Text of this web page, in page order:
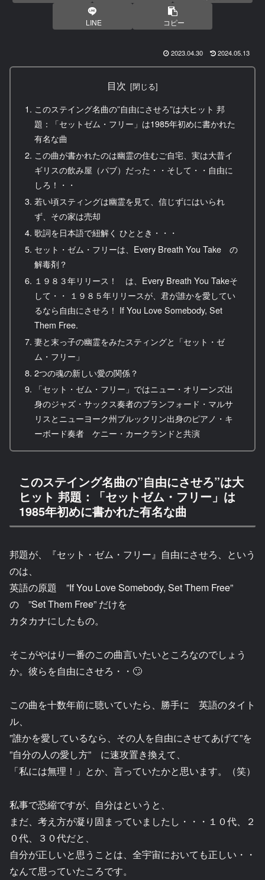
LINE コピー
2023.04.30 2024.05.13
目次
このステイング名曲の”自由にさせろ”は大ヒット 邦
題：「セットゼム・フリー」は1985年初めに書かれた
有名な曲
この曲が書かれたのは幽霊の住むご自宅、実は大昔イ
ギリスの飲み屋（パブ）だった・・そして・・自由に
しろ！・・
若い頃スティングは幽霊を見て、信じずにはいられ
ず、その家は売却
歌詞を日本語で紐解く ひととき・・・
セット・ゼム・フリーは、Every Breath You Take の
解毒剤？
１９８３年リリース！ は、Every Breath You Takeそ
して・・ １９８５年リリースが、君が誰かを愛してい
るなら自由にさせろ！ If You Love Somebody, Set
Them Free.
妻と末っ子の幽霊をみたスティングと「セット・ゼ
ム・フリー」
2つの魂の新しい愛の関係？
「セット・ゼム・フリー」ではニュー・オリーンズ出
身のジャズ・サックス奏者のブランフォード・マルサ
リスとニューヨーク州ブルックリン出身のピアノ・キ
ーボード奏者 ケニー・カークランドと共演
このステイング名曲の”自由にさせろ”は大
ヒット 邦題：「セットゼム・フリー」は
1985年初めに書かれた有名な曲
邦題が、『セット・ゼム・フリー』自由にさせろ、という
のは、
英語の原題 ”If You Love Somebody, Set Them Free”
の ”Set Them Free” だけを
カタカナにしたもの。
そこがやはり一番のこの曲言いたいところなのでしょう
か。彼らを自由にさせろ・・🙄
この曲を十数年前に聴いていたら、勝手に 英語のタイト
ル、
”誰かを愛しているなら、その人を自由にさせてあげて”を
”自分の人の愛し方” に速攻置き換えて、
「私には無理！」とか、言っていたかと思います。（笑）
私事で恐縮ですが、自分はというと、
まだ、考え方が凝り固まっていましたし・・・１０代、２
０代、３０代だと、
自分が正しいと思うことは、全宇宙においても正しい・・
なんて思っていたころです。